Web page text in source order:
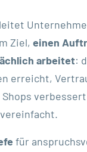
Ziel, einen
arbeitet:
erreicht,
für